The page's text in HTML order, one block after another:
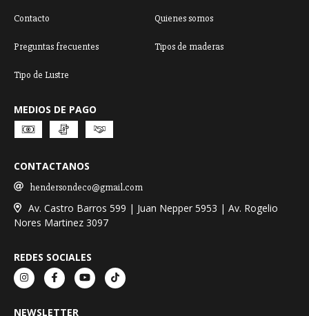
Contacto Quienes somos
Preguntas frecuentes Tipos de maderas
Tipo de Lustre
MEDIOS DE PAGO
CONTACTANOS
hendersondeco@gmail.com
Av. Castro Barros 599 | Juan Nepper 5953 | Av. Rogelio
Nores Martinez 3097
REDES SOCIALES
NEWSLETTER